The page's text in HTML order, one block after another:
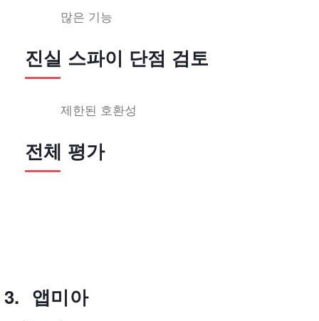
많은 기능
진실 스파이 단점 검토
제한된 호환성
전체 평가
앱미아